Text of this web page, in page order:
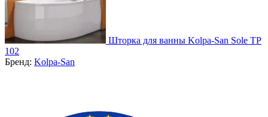
Шторка для ванны Kolpa-San Sole TP
102
Бренд: Kolpa-San